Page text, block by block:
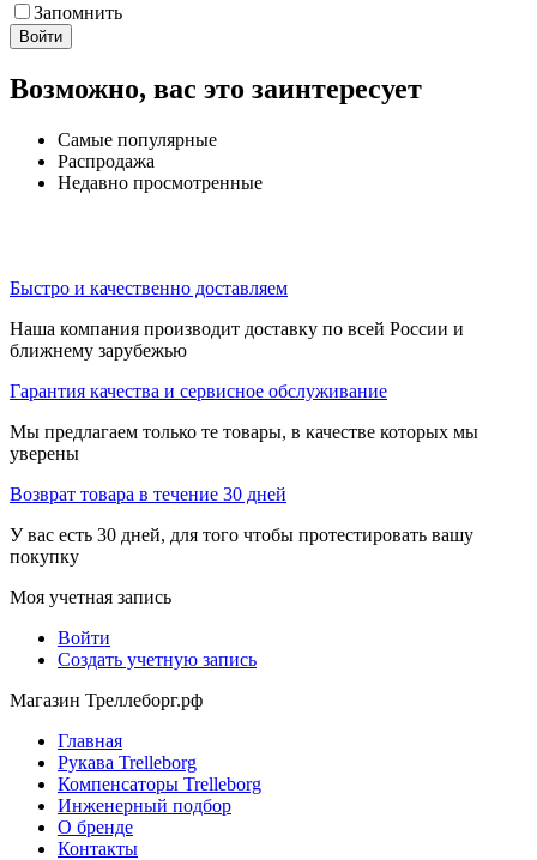
Запомнить
Войти
Возможно, вас это заинтересует
Самые популярные
Распродажа
Недавно просмотренные
Быстро и качественно доставляем
Наша компания производит доставку по всей России и
ближнему зарубежью
Гарантия качества и сервисное обслуживание
Мы предлагаем только те товары, в качестве которых мы
уверены
Возврат товара в течение 30 дней
У вас есть 30 дней, для того чтобы протестировать вашу
покупку
Моя учетная запись
Войти
Создать учетную запись
Магазин Треллеборг.рф
Главная
Рукава Trelleborg
Компенсаторы Trelleborg
Инженерный подбор
О бренде
Контакты